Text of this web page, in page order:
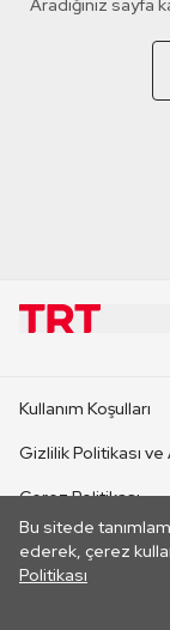
Aradığınız sayfa
Bu sitede
ederek, çerez
Politikası
CANLI
Kullanım Koşulları
Gizlilik Politikası
Çerez Politikası
İletişim
Her hakkı